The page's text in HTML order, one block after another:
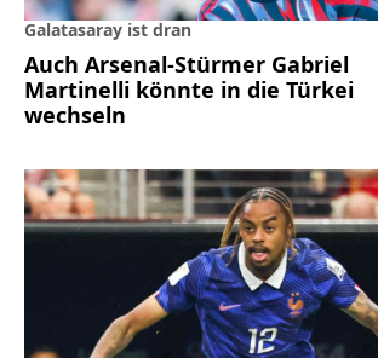
Galatasaray ist dran
Auch Arsenal-Stürmer Gabriel
Martinelli könnte in die Türkei
wechseln